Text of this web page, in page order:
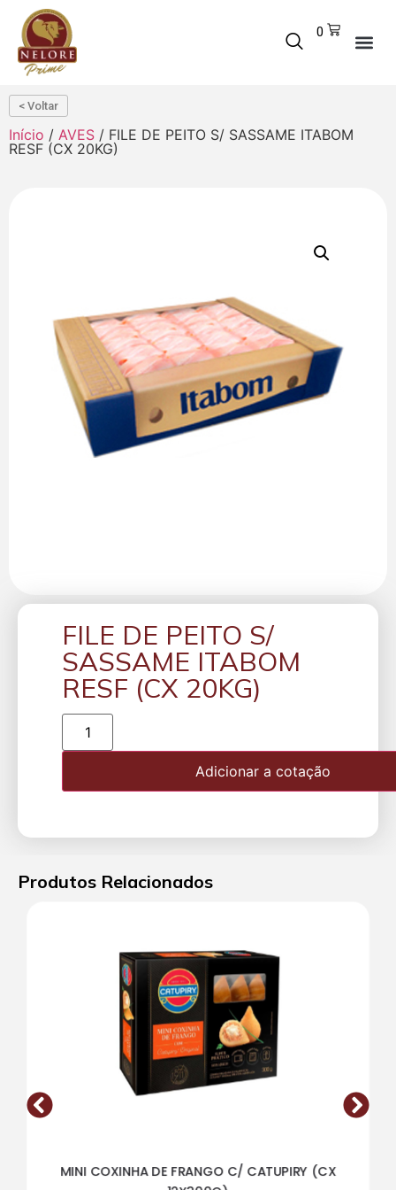
0
< Voltar
Início / AVES / FILE DE PEITO S/ SASSAME ITABOM
RESF (CX 20KG)
FILE DE PEITO S/
SASSAME ITABOM
RESF (CX 20KG)
Adicionar a cotação
Produtos Relacionados
MINI COXINHA DE FRANGO C/ CATUPIRY (CX